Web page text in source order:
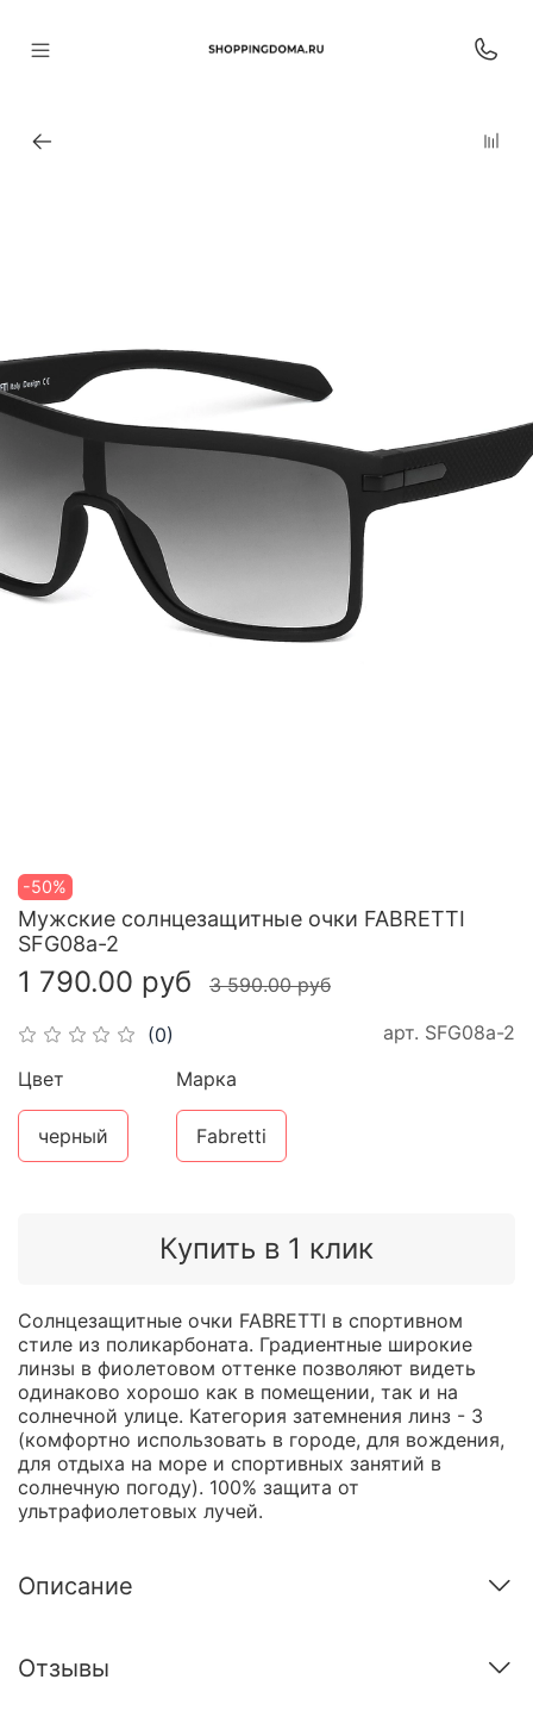
-50%
(0) арт. SFG08a-2
Мужские солнцезащитные очки FABRETTI
SFG08a-2
1 790.00 руб 3 590.00 руб
Купить в 1 клик
Цвет
черный
Марка
Fabretti
Солнцезащитные очки FABRETTI в спортивном
стиле из поликарбоната. Градиентные широкие
линзы в фиолетовом оттенке позволяют видеть
одинаково хорошо как в помещении, так и на
солнечной улице. Категория затемнения линз - 3
(комфортно использовать в городе, для вождения,
для отдыха на море и спортивных занятий в
солнечную погоду). 100% защита от
ультрафиолетовых лучей.
Описание
Отзывы